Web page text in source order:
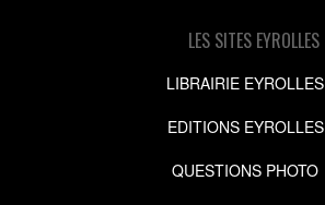
LES SITES EYROLLES
LIBRAIRIE EYROLLES
EDITIONS EYROLLES
QUESTIONS PHOTO